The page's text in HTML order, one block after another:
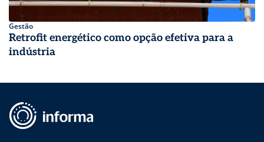
Gestão
Retrofit energético como opção efetiva para a
indústria